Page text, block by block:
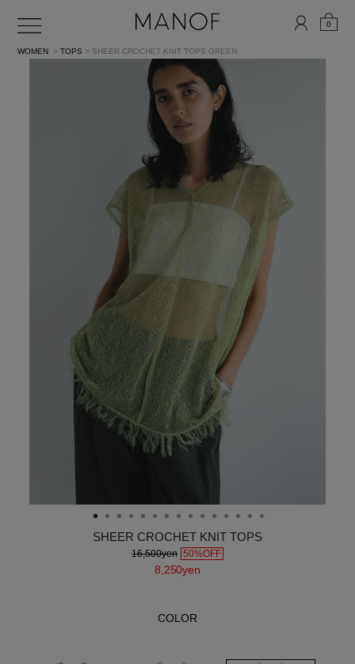
0
WOMEN >TOPS > SHEER CROCHET KNIT TOPSGREEN
SHEER CROCHET KNIT TOPS
16,500yen 50%OFF
8,250yen
COLOR